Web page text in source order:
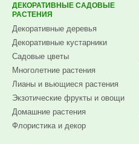
ДЕКОРАТИВНЫЕ САДОВЫЕ
РАСТЕНИЯ
Декоративные деревья
Декоративные кустарники
Садовые цветы
Многолетние растения
Лианы и вьющиеся растения
Экзотические фрукты и овощи
Домашние растения
Флористика и декор